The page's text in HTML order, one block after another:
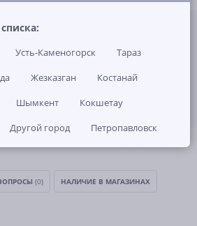
(0)
Нет в наличии
(0) НАЛИЧИЕ В МАГАЗИНАХ
Усть-Каменогорск
Тараз
Жезказган
Костанай
Шымкент
Кокшетау
Другой город Петропавловск